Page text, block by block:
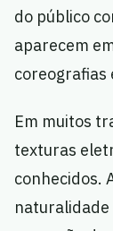
do público
aparecem
coreografias
Em muitos
texturas
conhecidos.
naturalidade